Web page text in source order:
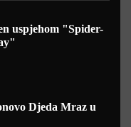
uspjehom "Spider-
Djeda Mraz u